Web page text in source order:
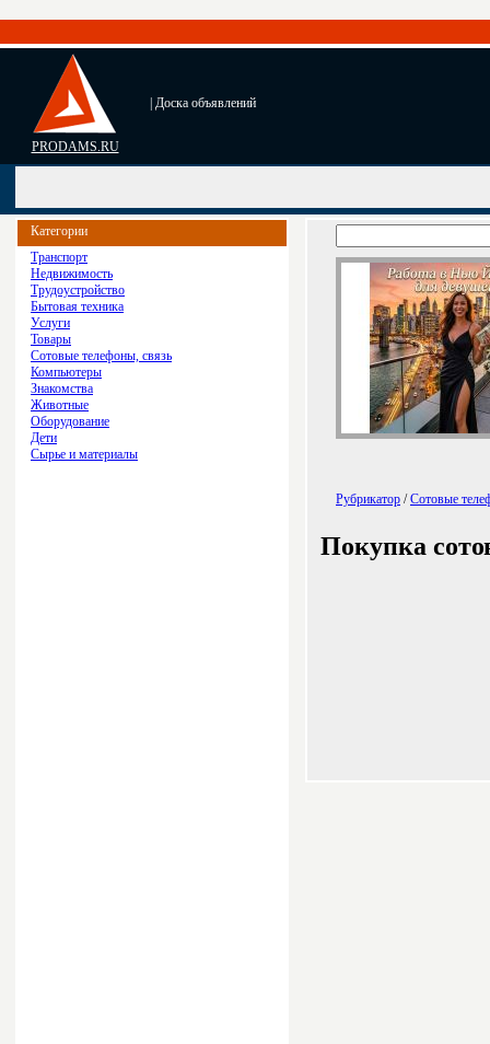
PRODAMS.RU
| Доска объявлений
Категории
Транспорт
Недвижимость
Трудоустройство
Бытовая техника
Услуги
Товары
Сотовые телефоны, связь
Компьютеры
Знакомства
Животные
Оборудование
Дети
Сырье и материалы
Рубрикатор /Сотовые
Покупка